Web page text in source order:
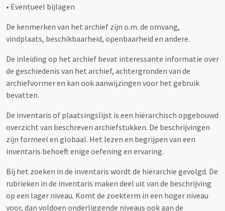
• Eventueel bijlagen
De kenmerken van het archief zijn o.m. de omvang,
vindplaats, beschikbaarheid, openbaarheid en andere.
De inleiding op het archief bevat interessante informatie over
de geschiedenis van het archief, achtergronden van de
archiefvormer en kan ook aanwijzingen voor het gebruik
bevatten.
De inventaris of plaatsingslijst is een hiërarchisch opgebouwd
overzicht van beschreven archiefstukken. De beschrijvingen
zijn formeel en globaal. Het lezen en begrijpen van een
inventaris behoeft enige oefening en ervaring.
Bij het zoeken in de inventaris wordt de hiërarchie gevolgd. De
rubrieken in de inventaris maken deel uit van de beschrijving
op een lager niveau. Komt de zoekterm in een hoger niveau
voor, dan voldoen onderliggende niveaus ook aan de